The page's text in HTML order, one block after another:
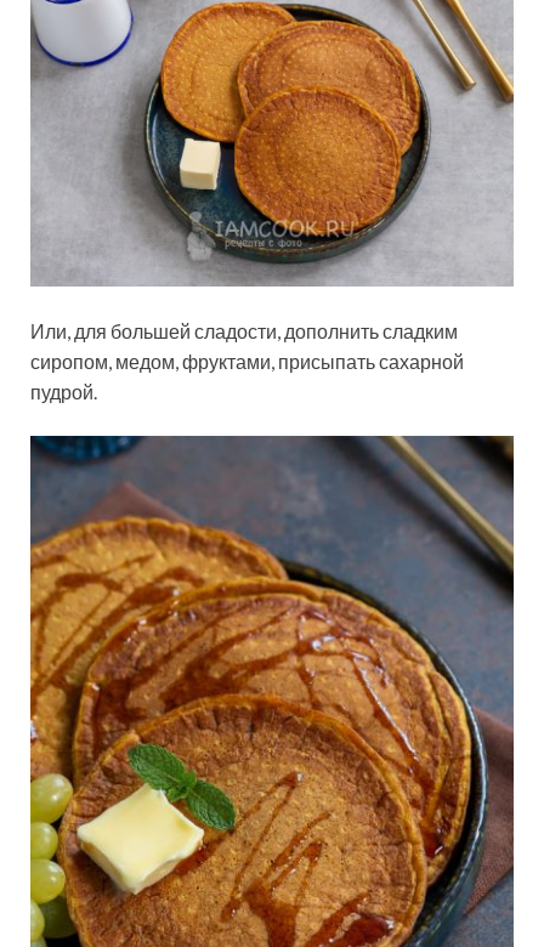
Или, для большей сладости, дополнить сладким
сиропом, медом, фруктами, присыпать сахарной
пудрой.